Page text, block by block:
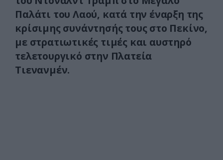
Παλάτι του Λαού, κατά την έναρξη της
κρίσιμης συνάντησής τους στο Πεκίνο,
με στρατιωτικές τιμές και αυστηρό
τελετουργικό στην Πλατεία
Τιενανμέν.